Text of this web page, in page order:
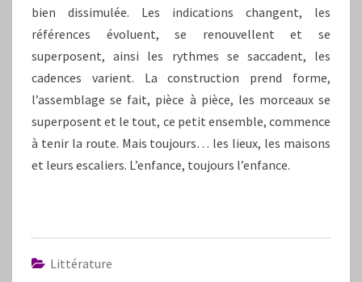
bien dissimulée. Les indications changent, les
références évoluent, se renouvellent et se
superposent, ainsi les rythmes se saccadent, les
cadences varient. La construction prend forme,
l’assemblage se fait, pièce à pièce, les morceaux se
superposent et le tout, ce petit ensemble, commence
à tenir la route. Mais toujours… les lieux, les maisons
et leurs escaliers. L’enfance, toujours l’enfance.
Littérature